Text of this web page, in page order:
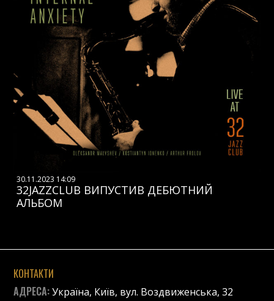
30.11.2023 14:09
32JAZZCLUB ВИПУСТИВ ДЕБЮТНИЙ
АЛЬБОМ
КОНТАКТИ
АДРЕСА:Україна, Київ, вул. Воздвиженська, 32